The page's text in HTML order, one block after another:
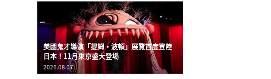
美國鬼才導演「提姆・波頓」展覽首度登陸
日本！11月東京盛大登場
2026.08.07